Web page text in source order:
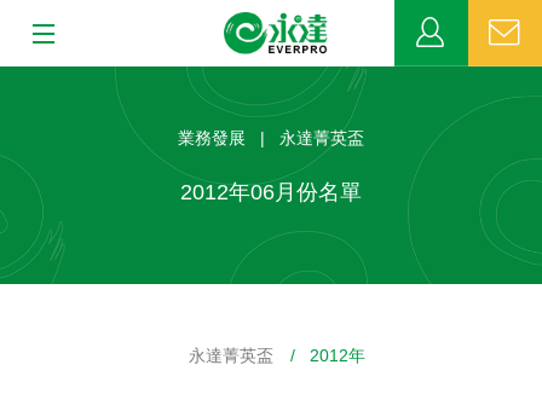
MDRT
業務發展 | 永達菁英盃
2012年06月份名單
永達菁英盃 / 2012年